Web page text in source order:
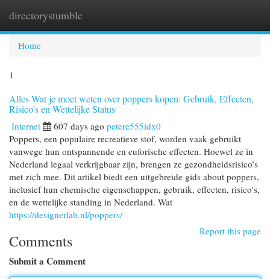
directorystumble
Home
1
Alles Wat je moet weten over poppers kopen: Gebruik, Effecten,
Risico's en Wettelijke Status
Internet 607 days ago petere555idx0
Poppers, een populaire recreatieve stof, worden vaak gebruikt
vanwege hun ontspannende en euforische effecten. Hoewel ze in
Nederland legaal verkrijgbaar zijn, brengen ze gezondheidsrisico’s
met zich mee. Dit artikel biedt een uitgebreide gids about poppers,
inclusief hun chemische eigenschappen, gebruik, effecten, risico's,
en de wettelijke standing in Nederland. Wat
https://designerlab.nl/poppers/
Report this page
Comments
Submit a Comment